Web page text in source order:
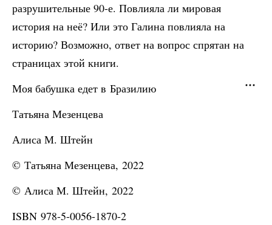
разрушительные 90-е. Повлияла ли мировая
история на неё? Или это Галина повлияла на
историю? Возможно, ответ на вопрос спрятан на
страницах этой книги.
Моя бабушка едет в Бразилию
Татьяна Мезенцева
Алиса М. Штейн
© Татьяна Мезенцева, 2022
© Алиса М. Штейн, 2022
ISBN 978-5-0056-1870-2